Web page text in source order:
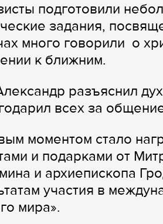
подготовили
задания,
много говорили о
к ближним.
разъяснил
всех за
моментом стало
и подарками от
и архиепископа
участия в
мира».